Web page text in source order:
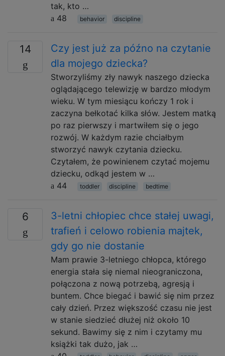
tak, kto …
48
behavior discipline
14
Czy jest już za późno na czytanie
dla mojego dziecka?
Stworzyliśmy zły nawyk naszego dziecka
oglądającego telewizję w bardzo młodym
wieku. W tym miesiącu kończy 1 rok i
zaczyna bełkotać kilka słów. Jestem matką
po raz pierwszy i martwiłem się o jego
rozwój. W każdym razie chciałbym
stworzyć nawyk czytania dziecku.
Czytałem, że powinienem czytać mojemu
dziecku, odkąd jestem w …
44
toddler discipline bedtime
6
3-letni chłopiec chce stałej uwagi,
trafień i celowo robienia majtek,
gdy go nie dostanie
Mam prawie 3-letniego chłopca, którego
energia stała się niemal nieograniczona,
połączona z nową potrzebą, agresją i
buntem. Chce biegać i bawić się nim przez
cały dzień. Przez większość czasu nie jest
w stanie siedzieć dłużej niż około 10
sekund. Bawimy się z nim i czytamy mu
książki tak dużo, jak …